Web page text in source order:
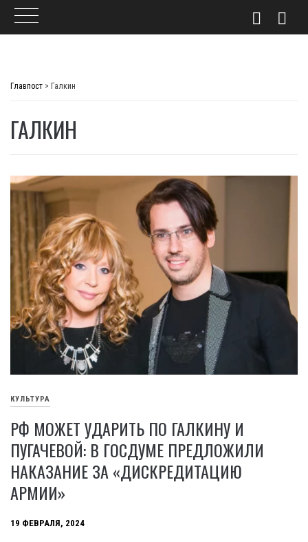
Главпост > Галкин
ГАЛКИН
КУЛЬТУРА
РФ МОЖЕТ УДАРИТЬ ПО ГАЛКИНУ И
ПУГАЧЕВОЙ: В ГОСДУМЕ ПРЕДЛОЖИЛИ
НАКАЗАНИЕ ЗА «ДИСКРЕДИТАЦИЮ
АРМИИ»
19 ФЕВРАЛЯ, 2024